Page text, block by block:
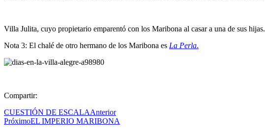
Villa Julita, cuyo propietario emparentó con los Maribona al casar a una de sus hijas.
Nota 3: El chalé de otro hermano de los Maribona es La Perla.
Compartir:
CUESTIÓN DE ESCALAAnterior
PróximoEL IMPERIO MARIBONA